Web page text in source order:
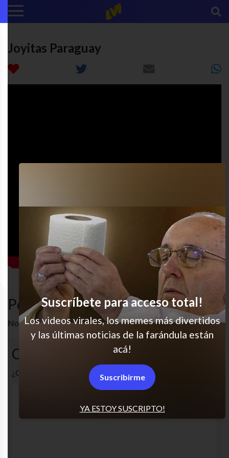
Joyitas Paraguay
Popular en LVI
No hay artículos relacionados.
Comentarios
¿Cuál es tu opinión? Comenta!
YA ESTOY SUSCRIPTO!
Suscríbete para acceso total!
Los videos virales, los memes más divertidos
y las últimas noticias de la farándula están
acá!
Suscribirme